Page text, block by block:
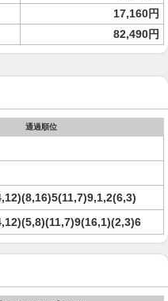
17,160円
82,490円
通過順位